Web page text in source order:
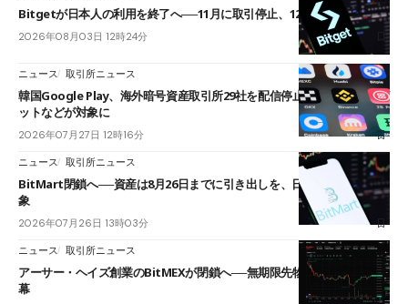
Bitgetが日本人の利用を終了へ──11月に取引停止、12月末に強制決済
2026年08月03日 12時24分
ニュース 取引所ニュース
韓国Google Play、海外暗号資産取引所29社を配信停止──OKXやバイビ
ットなどが対象に
2026年07月27日 12時16分
ニュース 取引所ニュース
BitMart閉鎖へ──資産は8月26日までに引き出しを、日本人利用者も対
象
2026年07月26日 13時03分
ニュース 取引所ニュース
アーサー・ヘイズ創業のBitMEXが閉鎖へ──無期限先物を生んだ11年に
幕